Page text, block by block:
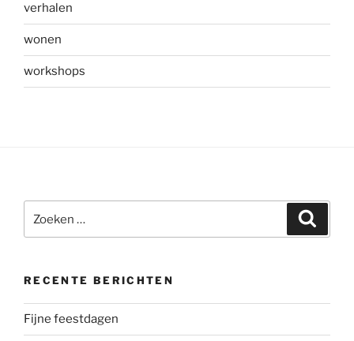
verhalen
wonen
workshops
naar:
RECENTE BERICHTEN
Fijne feestdagen